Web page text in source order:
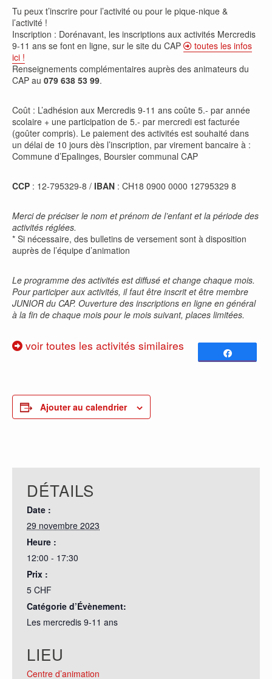
Tu peux t’inscrire pour l’activité ou pour le pique-nique &
l’activité !
Inscription : Dorénavant, les inscriptions aux activités Mercredis
9-11 ans se font en ligne, sur le site du CAP
toutes les infos
ici !
Renseignements complémentaires auprès des animateurs du
CAP au 079 638 53 99.
Coût : L’adhésion aux Mercredis 9-11 ans coûte 5.- par année
scolaire + une participation de 5.- par mercredi est facturée
(goûter compris). Le paiement des activités est souhaité dans
un délai de 10 jours dès l’inscription, par virement bancaire à :
Commune d’Epalinges, Boursier communal CAP
CCP : 12-795329-8 / IBAN : CH18 0900 0000 12795329 8
Merci de préciser le nom et prénom de l’enfant et la période des
activités réglées.
* Si nécessaire, des bulletins de versement sont à disposition
auprès de l’équipe d’animation
Le programme des activités est diffusé et change chaque mois.
Pour participer aux activités, il faut être inscrit et être membre
JUNIOR du CAP. Ouverture des inscriptions en ligne en général
à la fin de chaque mois pour le mois suivant, places limitées.
voir toutes les activités similaires
Ajouter au calendrier
DÉTAILS
Date :
29 novembre 2023
Heure :
12:00 - 17:30
Prix :
5 CHF
Catégorie d’Évènement:
Les mercredis 9-11 ans
LIEU
Centre d’animation